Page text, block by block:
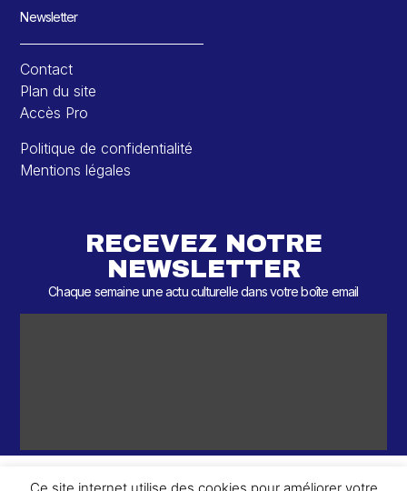
Newsletter
Contact
Plan du site
Accès Pro
Politique de confidentialité
Mentions légales
RECEVEZ NOTRE
NEWSLETTER
Chaque semaine une actu culturelle dans votre boîte email